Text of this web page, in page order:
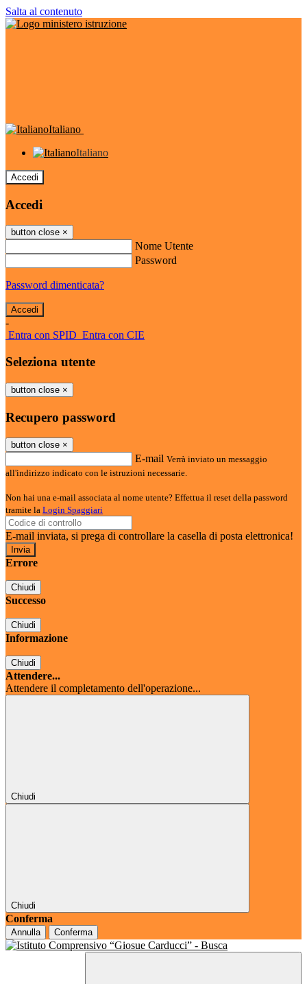
Salta al contenuto
Italiano
Italiano
Accedi
Accedi
button close ×
Nome Utente
Password
Password dimenticata?
-
Entra con SPID Entra con CIE
Seleziona utente
button close ×
Recupero password
button close ×
E-mail Verrà inviato un messaggio
all'indirizzo indicato con le istruzioni necessarie.
Non hai una e-mail associata al nome utente? Effettua il reset della password
tramite la Login Spaggiari
E-mail inviata, si prega di controllare la casella di posta elettronica!
Errore
Chiudi
Successo
Chiudi
Informazione
Chiudi
Attendere...
Attendere il completamento dell'operazione...
Chiudi
Chiudi
Conferma
Annulla Conferma